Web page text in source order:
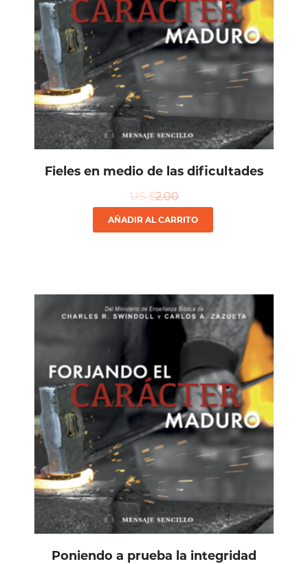
Fieles en medio de las dificultades
US $2.00
AÑADIR AL CARRITO
Poniendo a prueba la integridad